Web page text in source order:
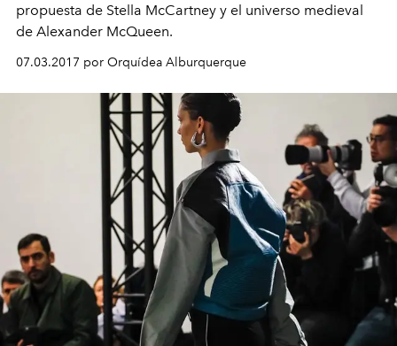
propuesta de Stella McCartney y el universo medieval
de Alexander McQueen.
07.03.2017 por Orquídea Alburquerque